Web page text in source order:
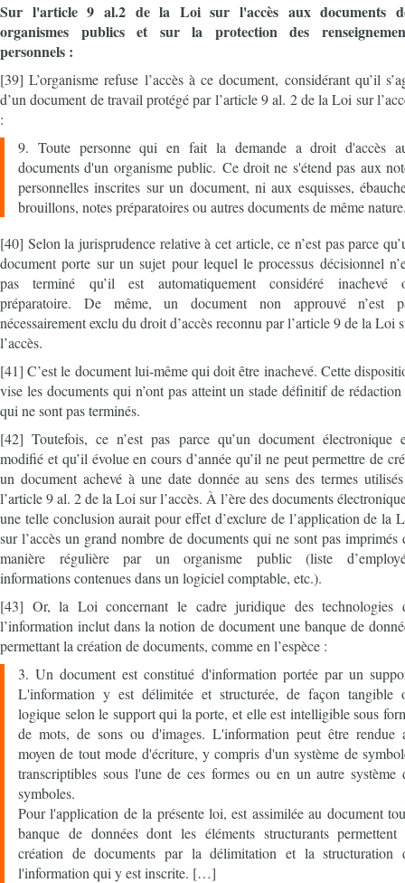
Sur l'article 9 al.2 de la Loi sur l'accès aux documents
organismes publics et sur la protection des
personnels :
[39] L’organisme refuse l’accès à ce document, considérant qu’il
d’un document de travail protégé par l’article 9 al. 2 de la Loi sur
:
9. Toute personne qui en fait la demande a droit d'accès
documents d'un organisme public. Ce droit ne s'étend pas aux
personnelles inscrites sur un document, ni aux esquisses,
brouillons, notes préparatoires ou autres documents de même
[40] Selon la jurisprudence relative à cet article, ce n’est pas parce
document porte sur un sujet pour lequel le processus décisionnel
pas terminé qu’il est automatiquement considéré inachevé
préparatoire. De même, un document non approuvé n’est
nécessairement exclu du droit d’accès reconnu par l’article 9 de la Loi
l’accès.
[41] C’est le document lui-même qui doit être inachevé. Cette
vise les documents qui n’ont pas atteint un stade définitif de rédaction
qui ne sont pas terminés.
[42] Toutefois, ce n’est pas parce qu’un document électronique
modifié et qu’il évolue en cours d’année qu’il ne peut permettre de
un document achevé à une date donnée au sens des termes
l’article 9 al. 2 de la Loi sur l’accès. À l’ère des documents
une telle conclusion aurait pour effet d’exclure de l’application de la
sur l’accès un grand nombre de documents qui ne sont pas imprimés
manière régulière par un organisme public (liste
informations contenues dans un logiciel comptable, etc.).
[43] Or, la Loi concernant le cadre juridique des technologies
l’information inclut dans la notion de document une banque de
permettant la création de documents, comme en l’espèce :
3. Un document est constitué d'information portée par un
L'information y est délimitée et structurée, de façon tangible
logique selon le support qui la porte, et elle est intelligible sous
de mots, de sons ou d'images. L'information peut être rendue
moyen de tout mode d'écriture, y compris d'un système de
transcriptibles sous l'une de ces formes ou en un autre système
symboles.
Pour l'application de la présente loi, est assimilée au document
banque de données dont les éléments structurants permettent
création de documents par la délimitation et la structuration
l'information qui y est inscrite. […]